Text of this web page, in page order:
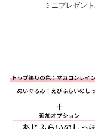
ミニプレゼン